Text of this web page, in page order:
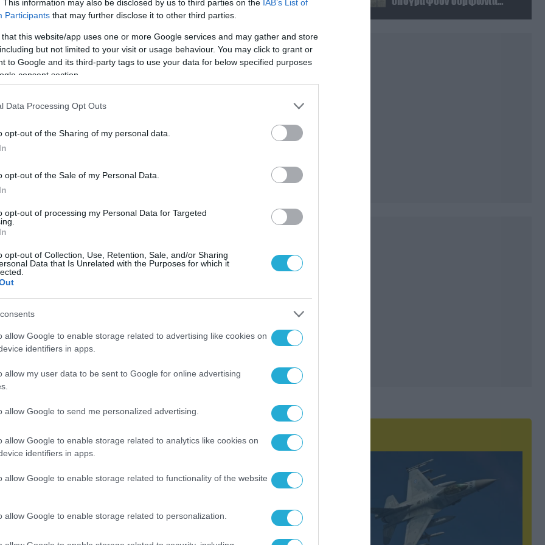
This information may also be disclosed by us to third parties on the IAB’s List of
Participants that may further disclose it to other third parties.
that this website/app uses one or more Google services and may gather and store
but not limited to your visit or usage behaviour. You may click to grant or
to Google and its third-party tags to use your data for below specified purposes
consent section.
Data Processing Opt Outs
opt-out of the Sharing of my personal data.
opt-out of the Sale of my Personal Data.
opt-out of processing my Personal Data for Targeted
opt-out of Collection, Use, Retention, Sale, and/or Sharing
Data that Is Unrelated with the Purposes for which it
allow Google to enable storage related to advertising like cookies on
identifiers in apps.
allow my user data to be sent to Google for online advertising
allow Google to send me personalized advertising.
allow Google to enable storage related to analytics like cookies on
identifiers in apps.
allow Google to enable storage related to functionality of the website
allow Google to enable storage related to personalization.
ΑΡΘΡΟ